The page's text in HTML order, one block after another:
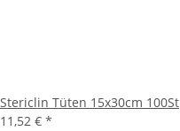
Stericlin Tüten 15x30cm 100St
11,52 € *